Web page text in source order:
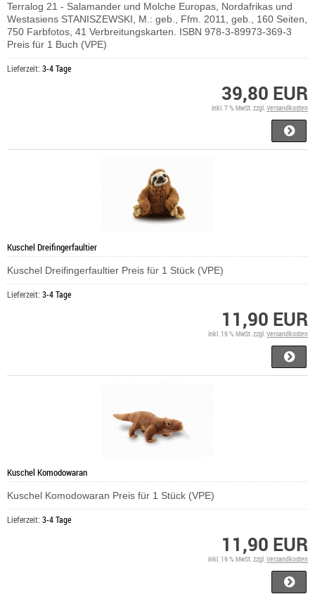
Terralog 21 - Salamander und Molche Europas, Nordafrikas und
Westasiens STANISZEWSKI, M.: geb., Ffm. 2011, geb., 160 Seiten,
750 Farbfotos, 41 Verbreitungskarten. ISBN 978-3-89973-369-3
Preis für 1 Buch (VPE)
Lieferzeit: 3-4 Tage
39,80 EUR
inkl. 7 % MwSt. zzgl.Versandkosten
Kuschel Dreifingerfaultier
Kuschel Dreifingerfaultier Preis für 1 Stück (VPE)
Lieferzeit: 3-4 Tage
11,90 EUR
inkl. 19 % MwSt. zzgl.Versandkosten
Kuschel Komodowaran
Kuschel Komodowaran Preis für 1 Stück (VPE)
Lieferzeit: 3-4 Tage
11,90 EUR
inkl. 19 % MwSt. zzgl.Versandkosten